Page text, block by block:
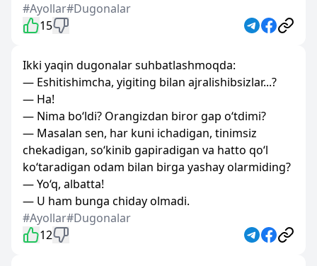
#Ayollar#Dugonalar
15
Ikki yaqin dugonalar suhbatlashmoqda:
— Eshitishimcha, yigiting bilan ajralishibsizlar...?
— Ha!
— Nima bo‘ldi? Orangizdan biror gap o‘tdimi?
— Masalan sen, har kuni ichadigan, tinimsiz
chekadigan, so‘kinib gapiradigan va hatto qo‘l
ko‘taradigan odam bilan birga yashay olarmiding?
— Yo‘q, albatta!
— U ham bunga chiday olmadi.
#Ayollar#Dugonalar
12